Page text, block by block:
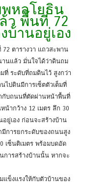
หลโยธิน
ว พื้นที่ 72
บ้านอยู่เอง
ตารางวา แถวสะพาน
นแล้ว มั่นใจได้ว่าดินถม
ที่ ระดับที่ถมดินไว้ สูงกว่า
ไปดินมีการเซ็ตตัวเต็มที่
กับถนนที่ตัดผ่านหน้าพื้นที่
ากว้าง 12 เมตร ลึก 30
อยู่เอง ก่อนจะสร้างบ้าน
มีการยกระดับของถนนสูง
เซ็นติเมตร พร้อมบดอัด
การสร้างบ้านนั้น หากจะ
แข็งแรงให้กับตัวบ้านของ